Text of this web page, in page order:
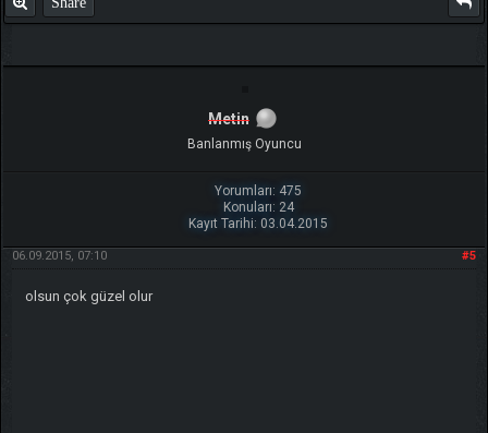
Benim ve diğer eğitmenlerin taktikleri için
Metin
Banlanmış Oyuncu
Yorumları: 475
Konuları: 24
Kayıt Tarihi: 03.04.2015
#5
06.09.2015, 07:10
olsun çok güzel olur